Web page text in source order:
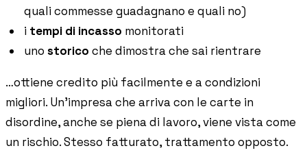
quali commesse guadagnano e quali no)
i tempi di incasso monitorati
unostorico che dimostra che sai rientrare
…ottiene credito più facilmente e a condizioni
migliori. Un'impresa che arriva con le carte in
disordine, anche se piena di lavoro, viene vista come
un rischio. Stesso fatturato, trattamento opposto.